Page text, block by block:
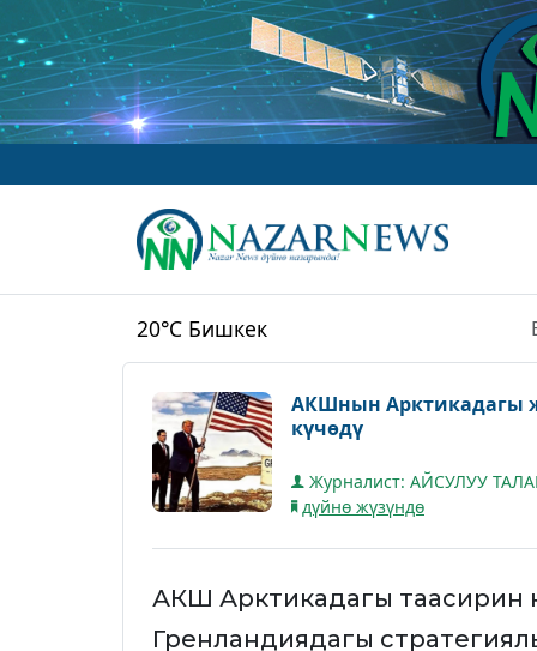
20°C Бишкек
АКШнын Арктикадагы
күчөдү
Журналист: АЙСУЛУУ
дүйнө жүзүндө
АКШ Арктикадагы таасирин
Гренландиядагы